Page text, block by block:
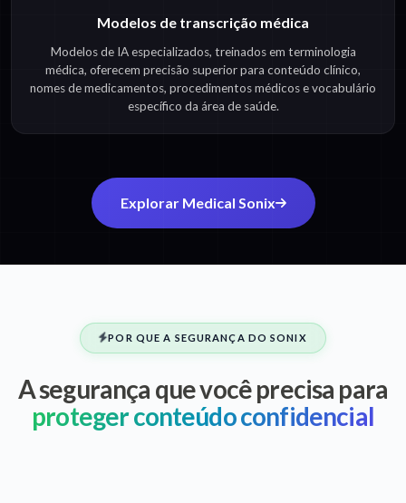
Modelos de transcrição médica
Modelos de IA especializados, treinados em terminologia
médica, oferecem precisão superior para conteúdo clínico,
nomes de medicamentos, procedimentos médicos e vocabulário
específico da área de saúde.
Explorar Medical Sonix
POR QUE A SEGURANÇA DO SONIX
A segurança que você precisa para
proteger conteúdo confidencial